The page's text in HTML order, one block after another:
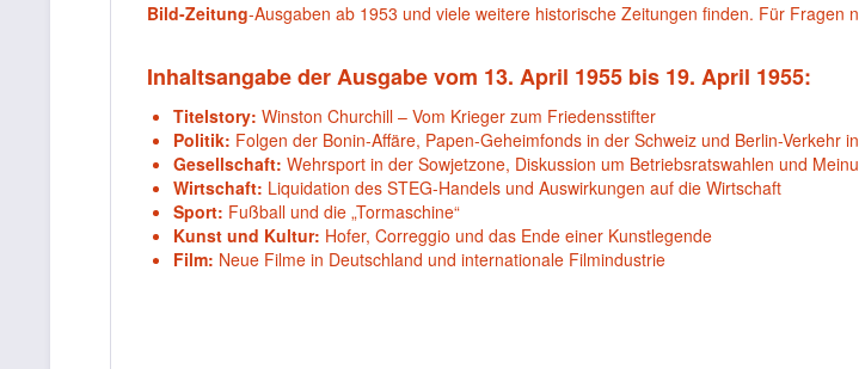
Bild-Zeitung-Ausgaben ab 1953 und viele weitere historische Zeitungen finden. Für Fragen
Inhaltsangabe der Ausgabe vom 13. April 1955 bis 19. April 1955:
Titelstory: Winston Churchill – Vom Krieger zum Friedensstifter
Politik: Folgen der Bonin-Affäre, Papen-Geheimfonds in der Schweiz und Berlin-Verkehr
Gesellschaft: Wehrsport in der Sowjetzone, Diskussion um Betriebsratswahlen und
Wirtschaft: Liquidation des STEG-Handels und Auswirkungen auf die Wirtschaft
Sport: Fußball und die „Tormaschine“
Kunst und Kultur: Hofer, Correggio und das Ende einer Kunstlegende
Film: Neue Filme in Deutschland und internationale Filmindustrie